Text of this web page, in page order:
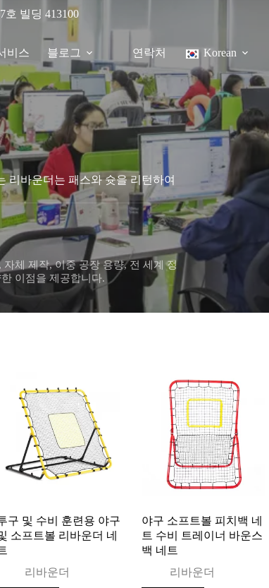
빌딩 413100
비스 블로그 연락처 Korean
리바운더는 패스와 슛을 리턴하여
자체 제작, 이중 공장 용량, 전 세계 정
이점을 제공합니다.
구 및 수비 훈련용 야구
소프트볼 리바운더 네
리바운더
야구 소프트볼 피치백 네
트 수비 트레이너 바운스
백 네트
리바운더